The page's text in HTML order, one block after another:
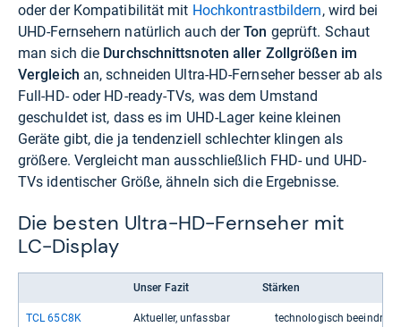
oder der Kompatibilität mit Hochkontrastbildern, wird bei
UHD-Fernsehern natürlich auch derTon geprüft. Schaut
man sich die Durchschnittsnoten aller Zollgrößen im
Vergleich an, schneiden Ultra-HD-Fernseher besser ab als
Full-HD- oder HD-ready-TVs, was dem Umstand
geschuldet ist, dass es im UHD-Lager keine kleinen
Geräte gibt, die ja tendenziell schlechter klingen als
größere. Vergleicht man ausschließlich FHD- und UHD-
TVs identischer Größe, ähneln sich die Ergebnisse.
Die besten Ultra-HD-Fernseher mit
LC-Display
Unser Fazit Stärken
TCL 65C8K
Aktu­el­ler, unfass­bar
tech­no­lo­gisch